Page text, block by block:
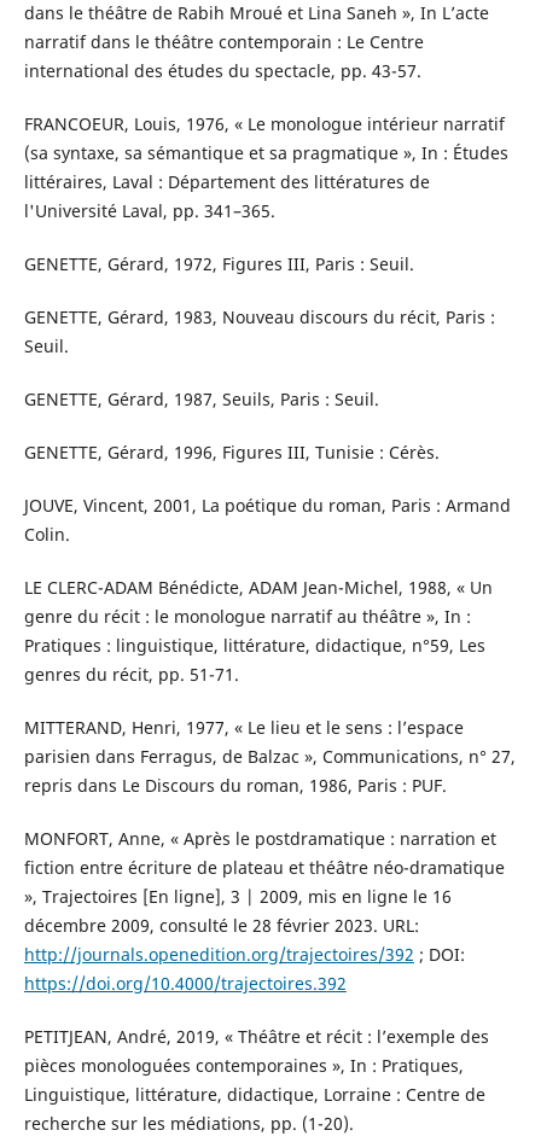
dans le théâtre de Rabih Mroué et Lina Saneh », In L’acte
narratif dans le théâtre contemporain : Le Centre
international des études du spectacle, pp. 43-57.
FRANCOEUR, Louis, 1976, « Le monologue intérieur narratif
(sa syntaxe, sa sémantique et sa pragmatique », In : Études
littéraires, Laval : Département des littératures de
l'Université Laval, pp. 341–365.
GENETTE, Gérard, 1972, Figures III, Paris : Seuil.
GENETTE, Gérard, 1983, Nouveau discours du récit, Paris :
Seuil.
GENETTE, Gérard, 1987, Seuils, Paris : Seuil.
GENETTE, Gérard, 1996, Figures III, Tunisie : Cérès.
JOUVE, Vincent, 2001, La poétique du roman, Paris : Armand
Colin.
LE CLERC-ADAM Bénédicte, ADAM Jean-Michel, 1988, « Un
genre du récit : le monologue narratif au théâtre », In :
Pratiques : linguistique, littérature, didactique, n°59, Les
genres du récit, pp. 51-71.
MITTERAND, Henri, 1977, « Le lieu et le sens : l’espace
parisien dans Ferragus, de Balzac », Communications, n° 27,
repris dans Le Discours du roman, 1986, Paris : PUF.
MONFORT, Anne, « Après le postdramatique : narration et
fiction entre écriture de plateau et théâtre néo-dramatique
», Trajectoires [En ligne], 3 | 2009, mis en ligne le 16
décembre 2009, consulté le 28 février 2023. URL:
http://journals.openedition.org/trajectoires/392 ; DOI:
https://doi.org/10.4000/trajectoires.392
PETITJEAN, André, 2019, « Théâtre et récit : l’exemple des
pièces monologuées contemporaines », In : Pratiques,
Linguistique, littérature, didactique, Lorraine : Centre de
recherche sur les médiations, pp. (1-20).